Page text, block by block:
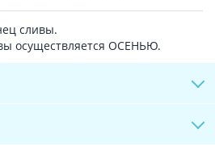
сливы.
осуществляется ОСЕНЬЮ.